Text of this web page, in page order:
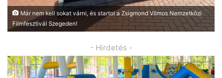
Már nem kell sokat várni, és startol a Zsigmond Vilmos Nemzetközi
Filmfesztivál Szegeden!
- Hirdetés -